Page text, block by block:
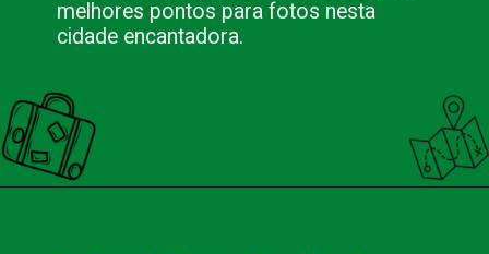
melhores pontos para fotos nesta
cidade encantadora.